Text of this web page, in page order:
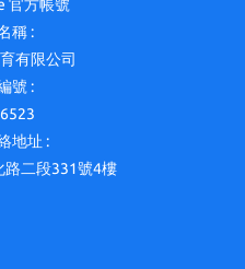
官方帳號
稱 :
有限公司
號 :
地址 :
路二段331號4樓